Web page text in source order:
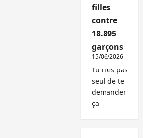
filles
contre
18.895
garçons
15/06/2026
Tu n'es pas
seul de te
demander
ça